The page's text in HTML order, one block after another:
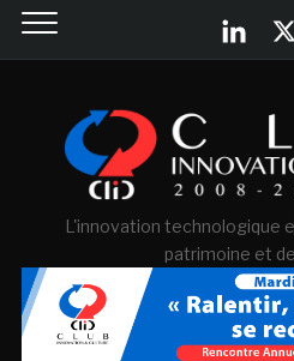
L'innovation technologique
patrimoine et